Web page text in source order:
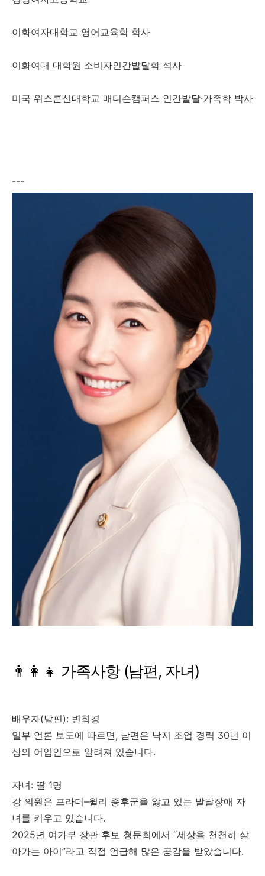
이화여자대학교 영어교육학 학사
이화여대 대학원 소비자인간발달학 석사
미국 위스콘신대학교 매디슨캠퍼스 인간발달·가족학 박사
---
👨‍👩‍👧 가족사항 (남편, 자녀)
배우자(남편): 변희경
일부 언론 보도에 따르면, 남편은 낙지 조업 경력 30년 이
상의 어업인으로 알려져 있습니다.
자녀: 딸 1명
강 의원은 프라더–윌리 증후군을 앓고 있는 발달장애 자
녀를 키우고 있습니다.
2025년 여가부 장관 후보 청문회에서 “세상을 천천히 살
아가는 아이”라고 직접 언급해 많은 공감을 받았습니다.